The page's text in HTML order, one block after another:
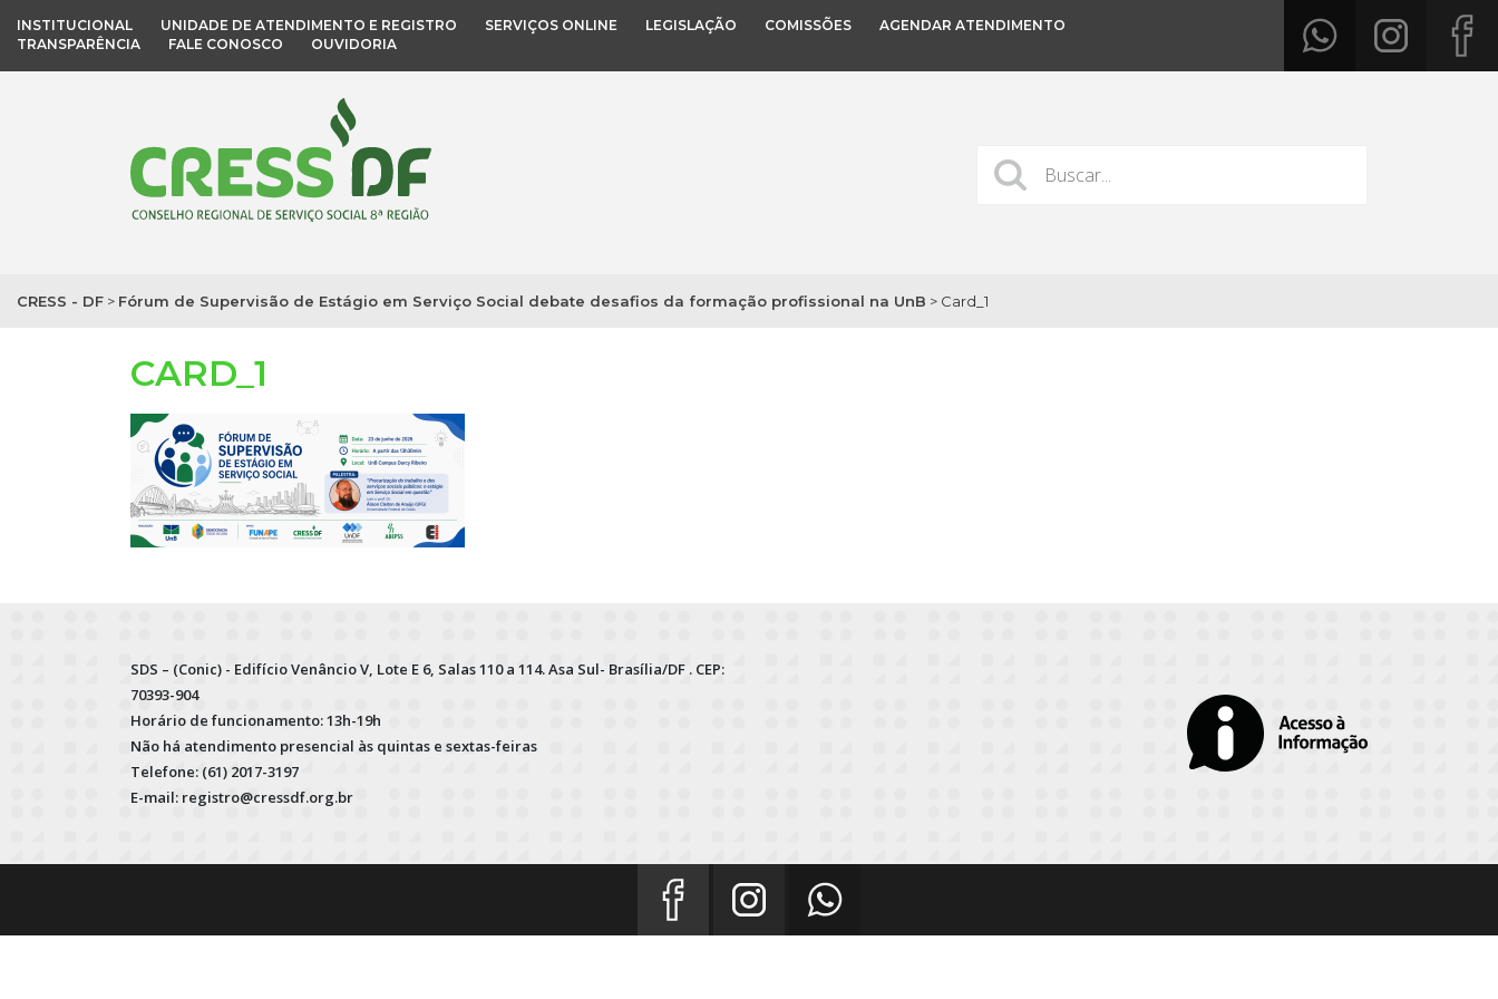
INSTITUCIONAL UNIDADE DE ATENDIMENTO E REGISTRO SERVIÇOS ONLINE LEGISLAÇÃO COMISSÕES
AGENDAR ATENDIMENTO
TRANSPARÊNCIA
FALE CONOSCO OUVIDORIA
CRESS - DF > Fórum de Supervisão de Estágio em Serviço Social debate desafios da formação profissional na UnB > Card_1
CARD_1
SDS – (Conic) - Edifício Venâncio V, Lote E 6, Salas 110 a 114. Asa Sul- Brasília/DF . CEP:
70393-904
Horário de funcionamento: 13h-19h
Não há atendimento presencial às quintas e sextas-feiras
Telefone: (61) 2017-3197
E-mail: registro@cressdf.org.br